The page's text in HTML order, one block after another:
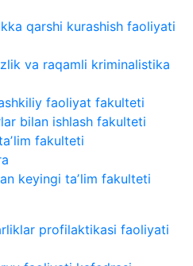
qarshi kurashish faoliyati
va raqamli kriminalistika
faoliyat fakulteti
bilan ishlash fakulteti
fakulteti
keyingi taʼlim fakulteti
profilaktikasi faoliyati